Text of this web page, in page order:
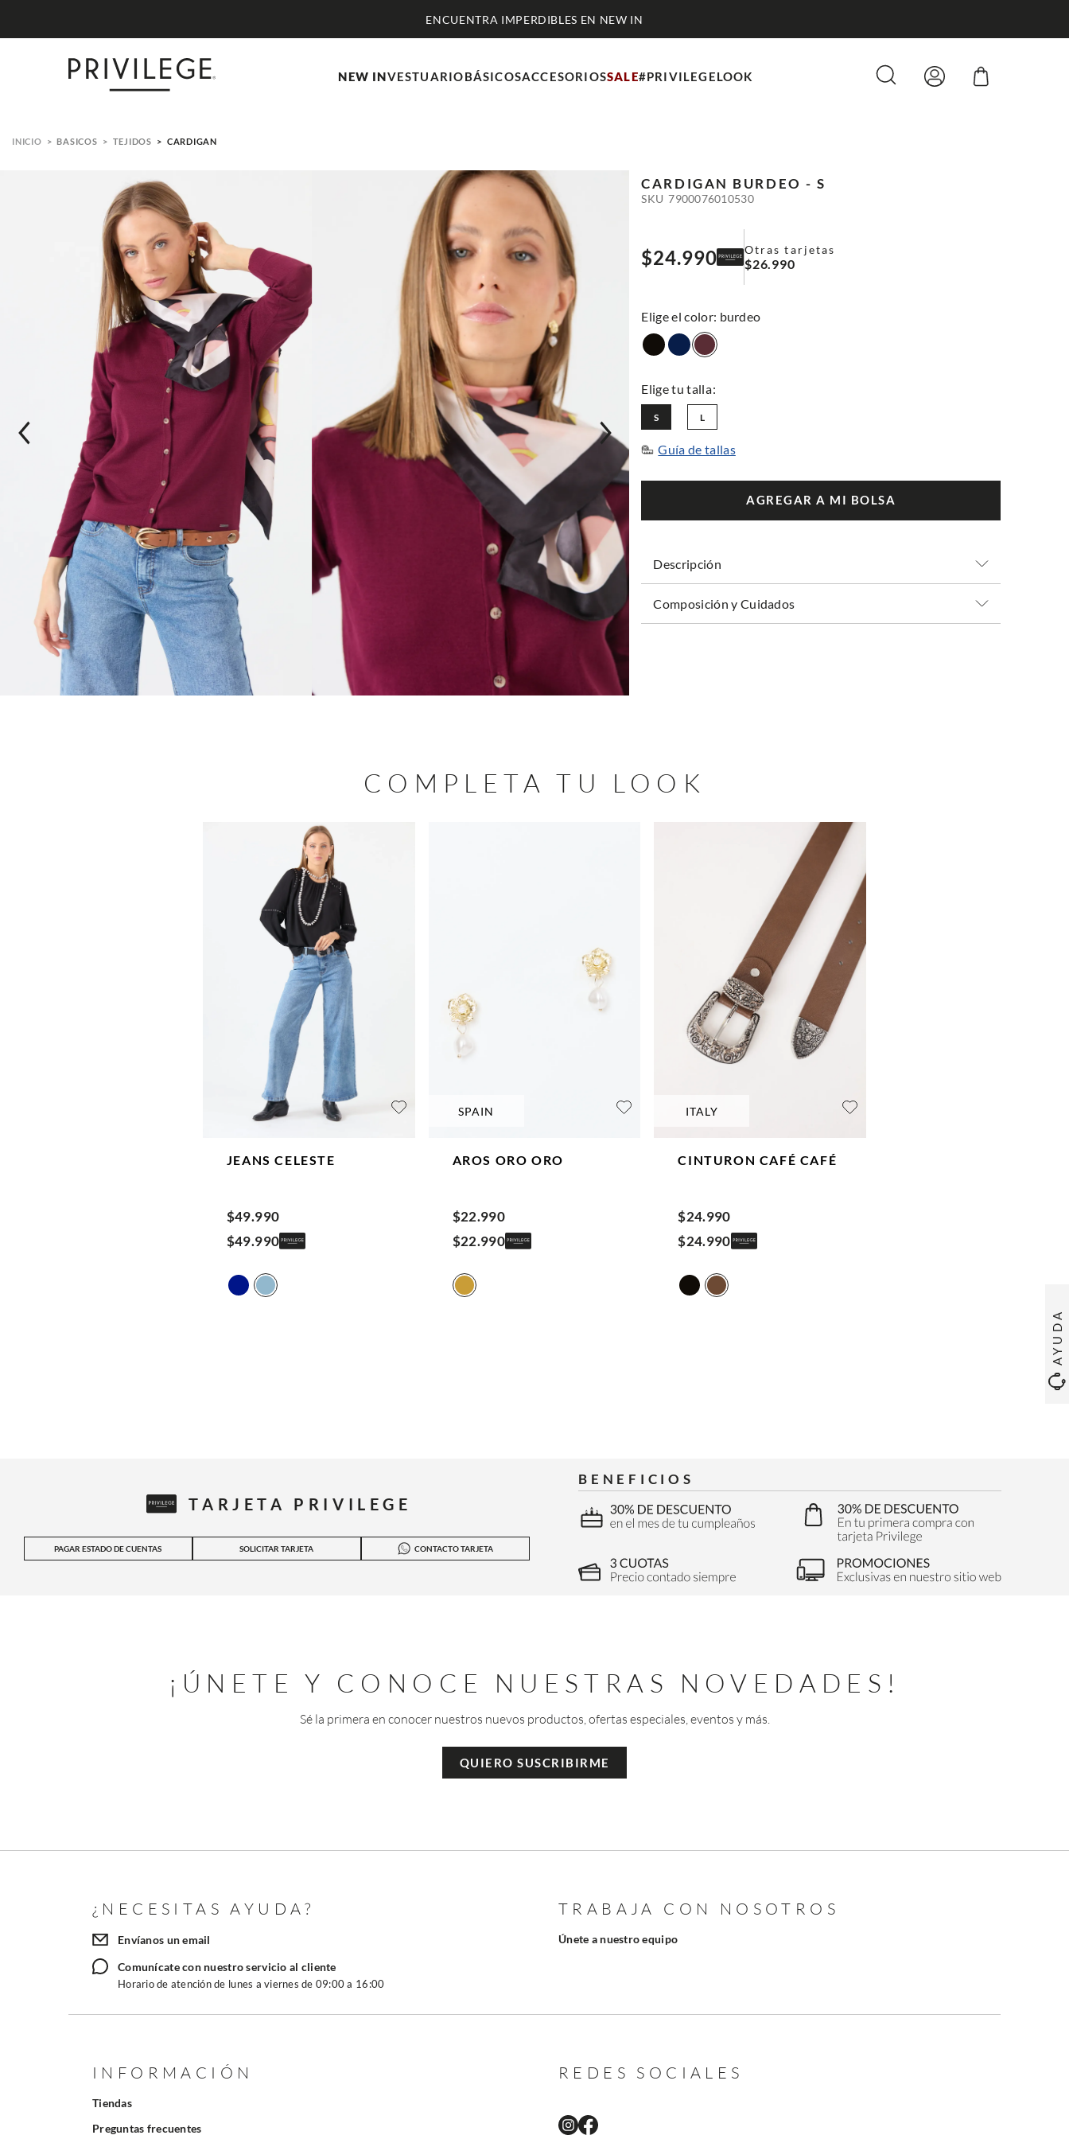
AYUDA
ENCUENTRA IMPERDIBLES EN NEW IN
NEW INVESTUARIOBÁSICOSACCESORIOSSALE#PRIVILEGELOOK
BASICOS TEJIDOS CARDIGAN
CARDIGAN BURDEO - S
SKU 7900076010530
$24.990 Otras tarjetas
$26.990
: burdeo
L
S
Guía de tallas
AGREGAR A MI BOLSA
Descripción
Composición y Cuidados
COMPLETA TU LOOK
JEANS CELESTE
$49.990
$49.990
SPAIN
AROS ORO ORO
$22.990
$22.990
ITALY
CINTURON CAFÉ CAFÉ
$24.990
$24.990
TARJETA PRIVILEGE
PAGAR ESTADO DE CUENTAS SOLICITAR TARJETA CONTACTO TARJETA
BENEFICIOS
¡ÚNETE Y CONOCE NUESTRAS NOVEDADES!
Sé la primera en conocer nuestros nuevos productos, ofertas especiales, eventos y más.
QUIERO SUSCRIBIRME
¿NECESITAS AYUDA?
Envíanos un email
Comunícate con nuestro servicio al cliente
Horario de atención de lunes a viernes de 09:00 a 16:00
TRABAJA CON NOSOTROS
Únete a nuestro equipo
INFORMACIÓN
Tiendas
Preguntas frecuentes
REDES SOCIALES